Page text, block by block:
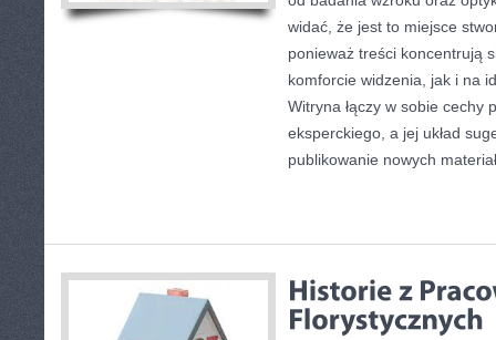
widać, że jest to miejsce
ponieważ treści koncentrują
komforcie widzenia, jak i na
Witryna łączy w sobie cechy
eksperckiego, a jej układ
publikowanie nowych